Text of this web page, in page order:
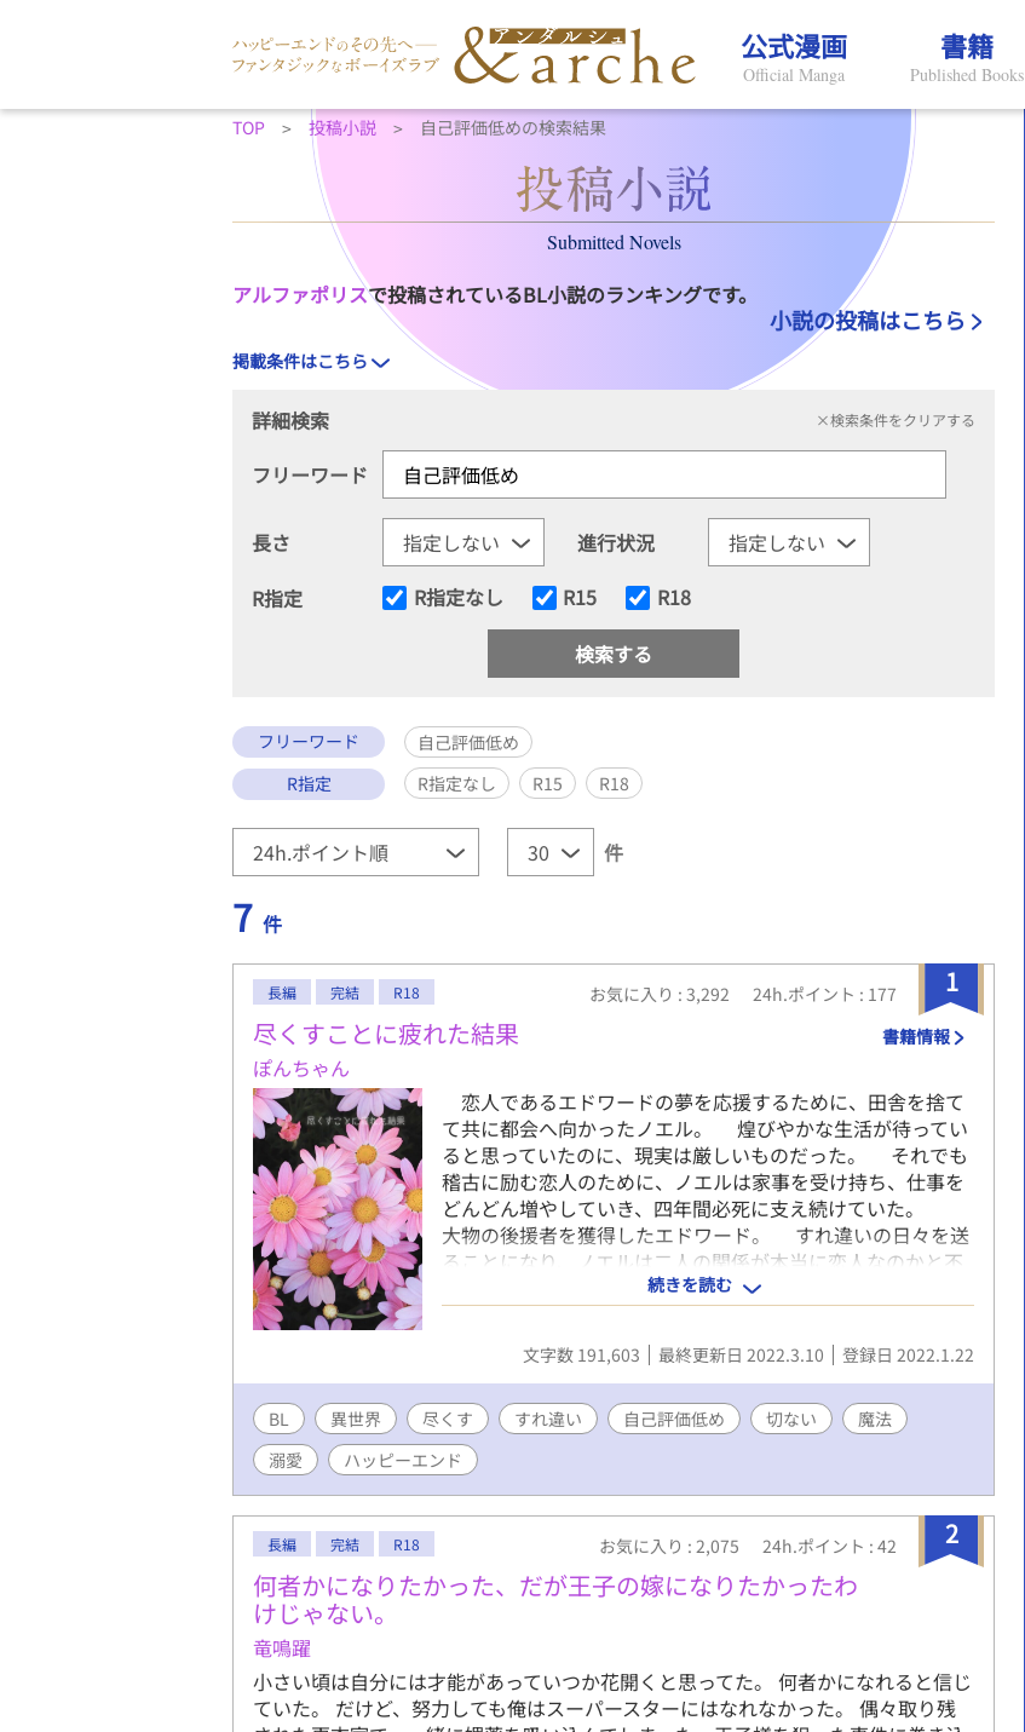
公式漫画
Official Manga
書籍
Published Books
TOP 投稿小説 自己評価低めの検索結果
Submitted Novels
アルファポリスで投稿されているBL小説のランキングです。
小説の投稿はこちら
掲載条件はこちら
詳細検索 ×検索条件をクリアする
フリーワード
長さ
進行状況
R指定
R指定なし R15 R18
フリーワード
自己評価低め
R指定
R指定なし R15 R18
件
7 件
1
長編 完結 R18 お気に入り : 3,292 24h.ポイント : 177
尽くすことに疲れた結果
ぽんちゃん
書籍情報
恋人であるエドワードの夢を応援するために、田舎を捨て
て共に都会へ向かったノエル。 煌びやかな生活が待ってい
ると思っていたのに、現実は厳しいものだった。 それでも
稽古に励む恋人のために、ノエルは家事を受け持ち、仕事を
どんどん増やしていき、四年間必死に支え続けていた。
大物の後援者を獲得したエドワード。 すれ違いの日々を送
ることになり、ノエルは二人の関係が本当に恋人なのかと不
安になっていた。 そこへ、劇団の看板俳優のユージーンが
ノエルに療養を勧めるが──。 ノエル視点は少し切
ないです(＞＜) 女性も登場しますが、恋愛には発展しませ
ん。 本人は気付いていませんが、愛され主人公です。
い方をイマイチ把握しておらず、ネタバレしてしまっている
ので、ご注意ください(＞＜) 大変申し訳ありませんm(_
_)m その後に、※ R-18。 飛ばしても大丈夫です(＞人
＜;)
続きを読む
文字数 191,603 最終更新日 2022.3.10 登録日 2022.1.22
BL 異世界 尽くす すれ違い 自己評価低め 切ない
魔法
溺愛
ハッピーエンド
2
長編 完結 R18 お気に入り : 2,075 24h.ポイント : 42
何者かになりたかった、だが王子の嫁になりたかったわ
けじゃない。
竜鳴躍
小さい頃は自分には才能があっていつか花開くと思ってた。 何者かになれると信じ
ていた。 だけど、努力しても俺はスーパースターにはなれなかった。 偶々取り残